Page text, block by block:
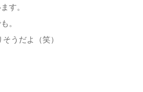
す。
。
うだよ（笑）